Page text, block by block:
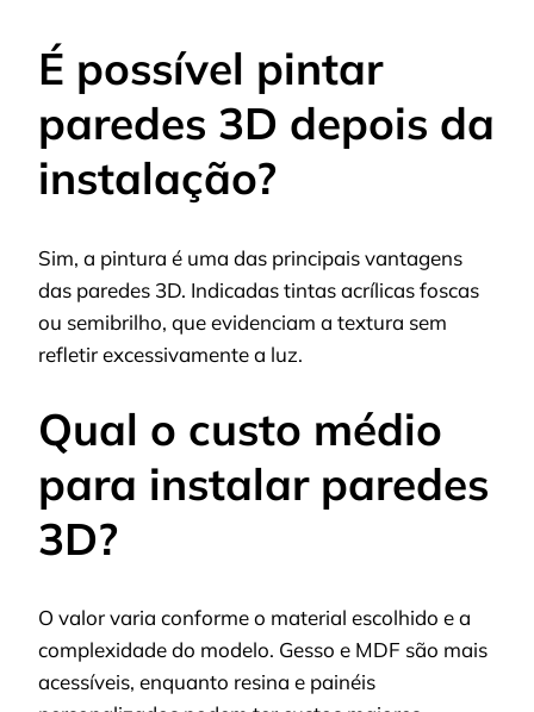
É possível pintar
paredes 3D depois da
instalação?
Sim, a pintura é uma das principais vantagens
das paredes 3D. Indicadas tintas acrílicas foscas
ou semibrilho, que evidenciam a textura sem
refletir excessivamente a luz.
Qual o custo médio
para instalar paredes
3D?
O valor varia conforme o material escolhido e a
complexidade do modelo. Gesso e MDF são mais
acessíveis, enquanto resina e painéis